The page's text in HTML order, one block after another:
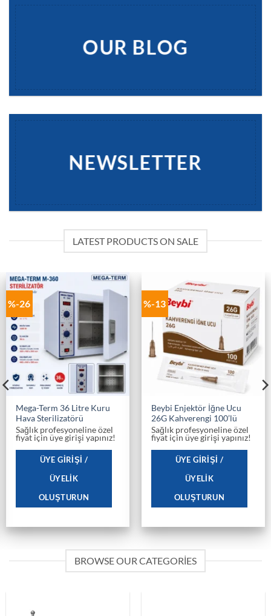
OUR BLOG
NEWSLETTER
LATEST PRODUCTS ON SALE
%-26
Mega-Term 36 Litre Kuru
Hava Sterilizatörü
Sağlık profesyoneline özel
fiyat için üye girişi yapınız!
ÜYE GIRIŞI /
ÜYELIK
OLUŞTURUN
%-13
Beybi Enjektör İğne Ucu
26G Kahverengi 100’lü
Sağlık profesyoneline özel
fiyat için üye girişi yapınız!
ÜYE GIRIŞI /
ÜYELIK
OLUŞTURUN
BROWSE OUR CATEGORIES